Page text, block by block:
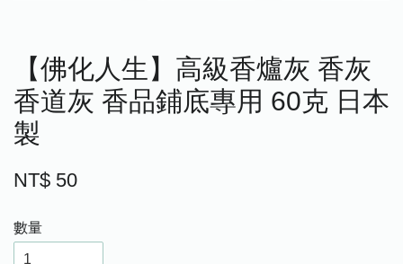
【佛化人生】高級香爐灰 香灰
香道灰 香品鋪底專用 60克 日本
製
NT$ 50
數量